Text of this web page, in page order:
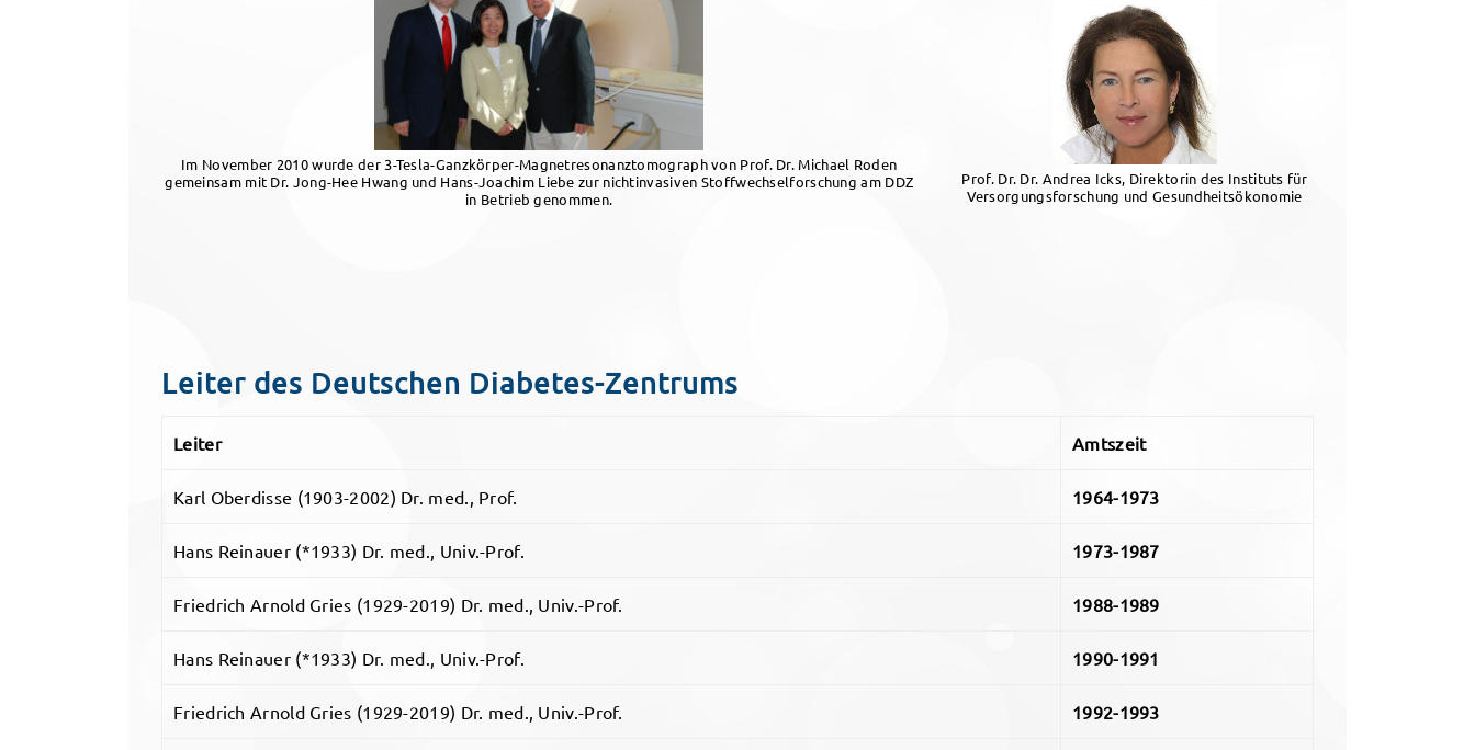
Im November 2010 wurde der 3-Tesla-Ganzkörper-Magnetresonanztomograph von Prof. Dr. Michael Roden
gemeinsam mit Dr. Jong-Hee Hwang und Hans-Joachim Liebe zur nichtinvasiven Stoffwechselforschung am DDZ
in Betrieb genommen.
Prof. Dr. Dr. Andrea Icks, Direktorin des Instituts für
Versorgungsforschung und Gesundheitsökonomie
Leiter des Deutschen Diabetes-Zentrums
Leiter Amtszeit
Karl Oberdisse (1903-2002) Dr. med., Prof. 1964-1973
Hans Reinauer (*1933) Dr. med., Univ.-Prof. 1973-1987
Friedrich Arnold Gries (1929-2019) Dr. med., Univ.-Prof. 1988-1989
Hans Reinauer (*1933) Dr. med., Univ.-Prof. 1990-1991
Friedrich Arnold Gries (1929-2019) Dr. med., Univ.-Prof. 1992-1993